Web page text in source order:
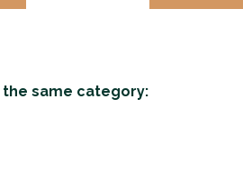
same category: